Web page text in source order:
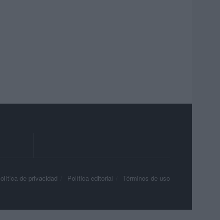
de privacidad Política editorial Términos de uso